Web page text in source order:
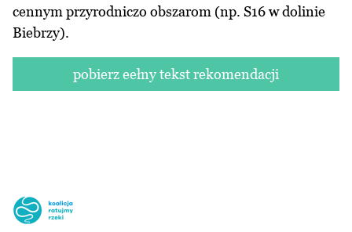
cennym przyrodniczo obszarom (np. S16 w dolinie
Biebrzy).
pobierz eełny tekst rekomendacji